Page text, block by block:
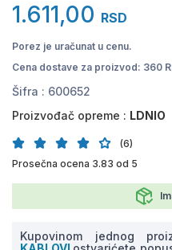
1.611,00 RSD
Porez je uračunat u cenu.
Cena dostave za proizvod: 360
Šifra : 600652
Proizvođač opreme : LDNIO
(6)
Prosečna ocena 3.83 od 5
Kupovinom jednog